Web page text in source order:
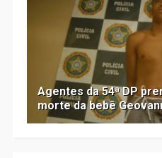
Agentes da 54ª DP
morte da bebê